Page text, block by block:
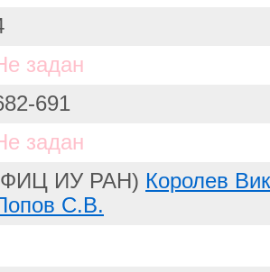
задан
691
задан
ИУ РАН) Королев
С.В.